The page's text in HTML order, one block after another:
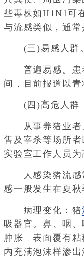
些毒株如H1N1可
与流感类似，通
(三)易感人群。
普遍易感。患
间，目前报道以青
(四)高危人群
从事养猪业者
售及宰杀等场所
实验室工作人员为
人感染猪流感
感一般发生在夏秋
病理变化：猪
吸器官。鼻、咽
肿胀，表面覆有
内充满泡沫样渗